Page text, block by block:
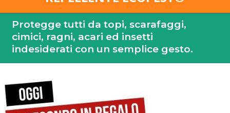
Protegge tutti da topi, scarafaggi,
cimici, ragni, acari ed insetti
indesiderati con un semplice gesto.